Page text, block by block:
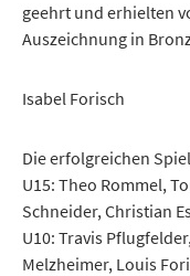
geehrt und erhielten
Auszeichnung in
Isabel Forisch
Die erfolgreichen
U15: Theo Rommel,
Schneider, Christian
U10: Travis
Melzheimer, Louis